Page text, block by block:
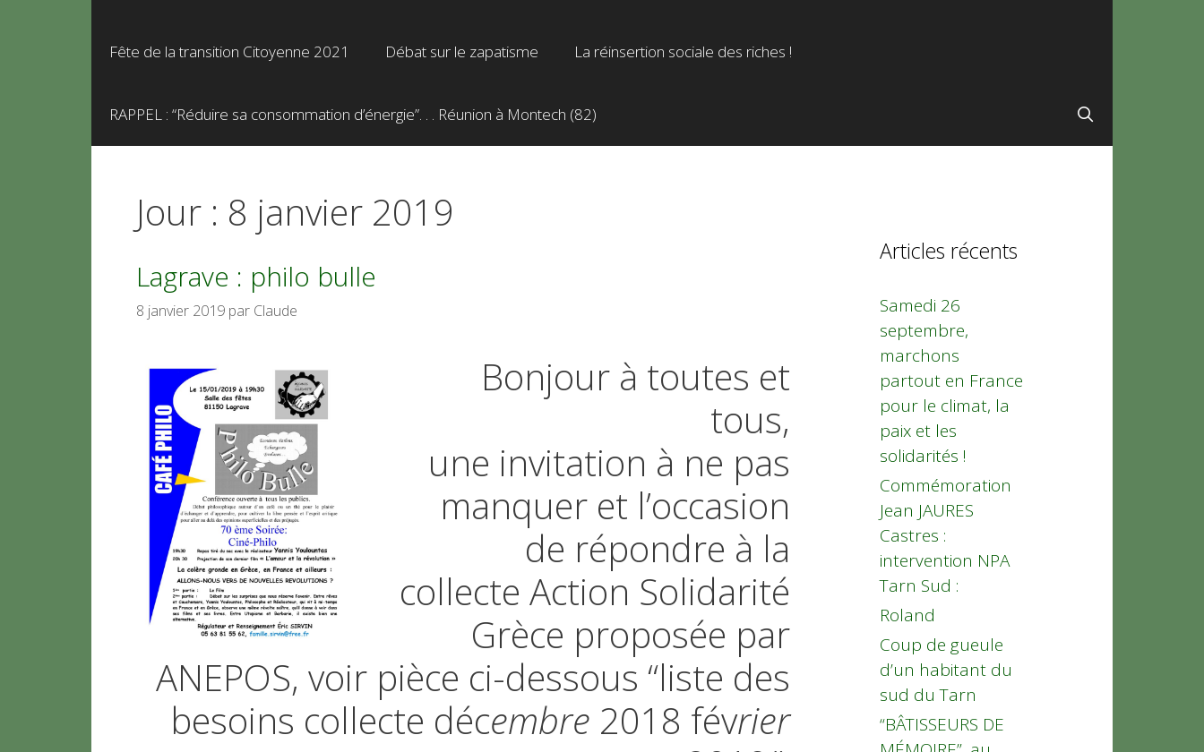
Fête de la transition Citoyenne 2021 Débat sur le zapatisme La réinsertion sociale des riches !
RAPPEL : “Réduire sa consommation d’énergie”. . . Réunion à Montech (82)
Jour : 8 janvier 2019
Lagrave : philo bulle
8 janvier 2019 par Claude
Bonjour à toutes et
tous,
une invitation à ne pas
manquer et l’occasion
de répondre à la
collecte Action Solidarité
Grèce proposée par
ANEPOS, voir pièce ci-dessous “liste des
besoins collecte décembre 2018 février
Articles récents
Samedi 26
septembre,
marchons
partout en France
pour le climat, la
paix et les
solidarités !
Commémoration
Jean JAURES
Castres :
intervention NPA
Tarn Sud :
Roland
Coup de gueule
d’un habitant du
sud du Tarn
“BÂTISSEURS DE